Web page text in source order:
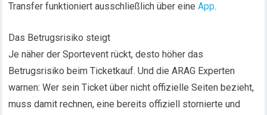
Transfer funktioniert ausschließlich über eineApp.
Das Betrugsrisiko steigt
Je näher der Sportevent rückt, desto höher das
Betrugsrisiko beim Ticketkauf. Und die ARAG Experten
warnen: Wer sein Ticket über nicht offizielle Seiten bezieht,
muss damit rechnen, eine bereits offiziell stornierte und